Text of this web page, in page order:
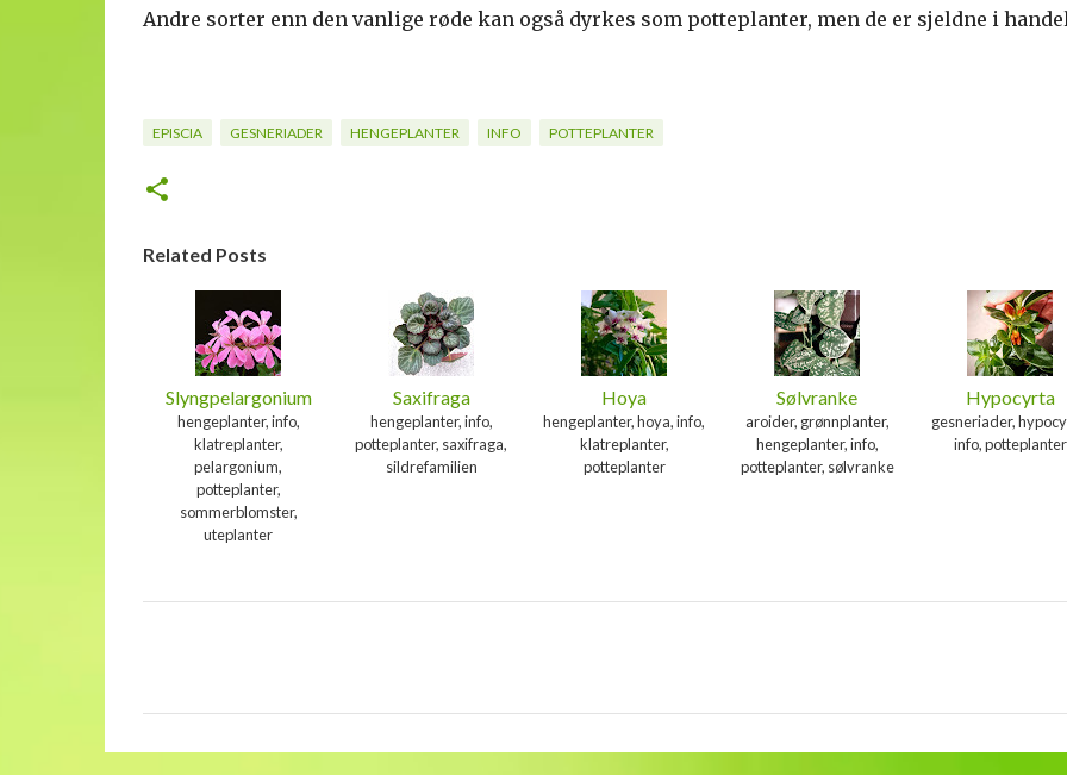
Andre sorter enn den vanlige røde kan også dyrkes som potteplanter, men de er sjeldne i
EPISCIA GESNERIADER HENGEPLANTER INFO POTTEPLANTER
Related Posts
Slyngpelargonium
hengeplanter, info,
klatreplanter,
pelargonium,
potteplanter,
sommerblomster,
uteplanter
Saxifraga
hengeplanter, info,
potteplanter, saxifraga,
sildrefamilien
Hoya
hengeplanter, hoya, info,
klatreplanter,
potteplanter
Sølvranke
aroider, grønnplanter,
hengeplanter, info,
potteplanter, sølvranke
Hypocyrta
gesneriader,
info, potteplanter